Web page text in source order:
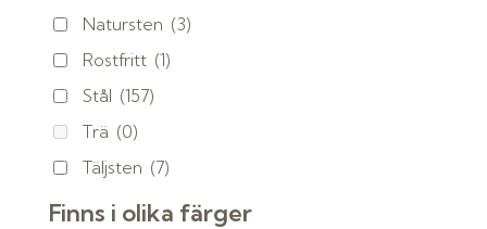
Natursten (3)
Rostfritt (1)
Stål (157)
Trä (0)
Täljsten (7)
Finns i olika färger